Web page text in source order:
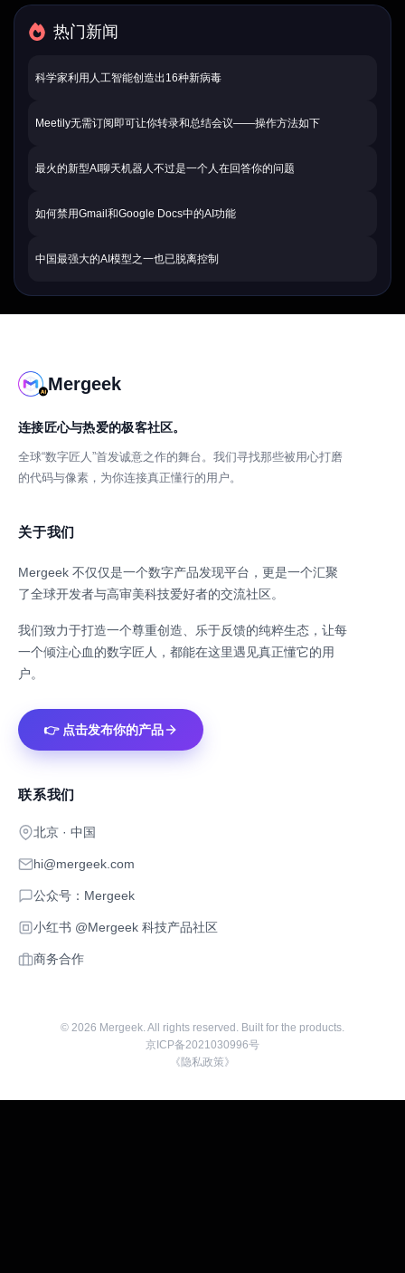
热门新闻
科学家利用人工智能创造出16种新病毒
Meetily无需订阅即可让你转录和总结会议——操作方法如下
最火的新型AI聊天机器人不过是一个人在回答你的问题
如何禁用Gmail和Google Docs中的AI功能
中国最强大的AI模型之一也已脱离控制
Mergeek
连接匠心与热爱的极客社区。
全球“数字匠人”首发诚意之作的舞台。我们寻找那些被用心打磨
的代码与像素，为你连接真正懂行的用户。
关于我们
Mergeek 不仅仅是一个数字产品发现平台，更是一个汇聚
了全球开发者与高审美科技爱好者的交流社区。
我们致力于打造一个尊重创造、乐于反馈的纯粹生态，让每
一个倾注心血的数字匠人，都能在这里遇见真正懂它的用
户。
👉 点击发布你的产品
联系我们
北京 · 中国
hi@mergeek.com
公众号：Mergeek
小红书 @Mergeek 科技产品社区
商务合作
© 2026 Mergeek. All rights reserved. Built for the products.
京ICP备2021030996号
《隐私政策》